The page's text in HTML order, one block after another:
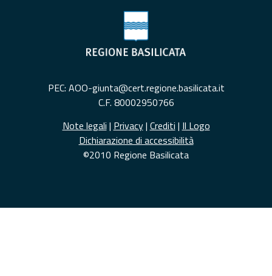
PEC: AOO-giunta@cert.regione.basilicata.it
C.F. 80002950766
Note legali | Privacy| Crediti | Il Logo
Dichiarazione di accessibilità
©2010 Regione Basilicata